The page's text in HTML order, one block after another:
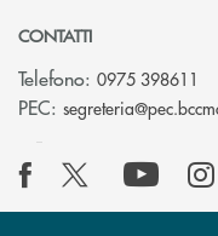
CONTATTI
Telefono: 0975 398611
PEC: